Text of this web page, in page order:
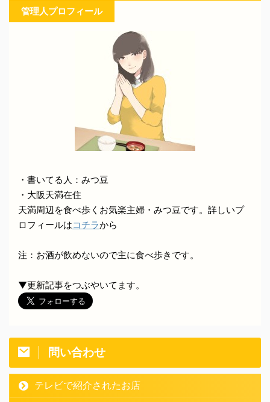
管理人プロフィール
・書いてる人：みつ豆
・大阪天満在住
天満周辺を食べ歩くお気楽主婦・みつ豆です。詳しいプ
ロフィールはコチラから
注：お酒が飲めないので主に食べ歩きです。
▼更新記事をつぶやいてます。
問い合わせ
テレビで紹介されたお店